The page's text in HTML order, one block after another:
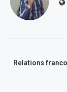
Relations